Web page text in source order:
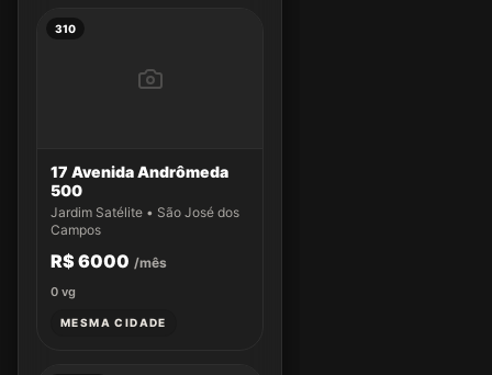
310
17 Avenida Andrômeda
500
Jardim Satélite • São José dos
Campos
R$ 6000 /mês
0 vg
MESMA CIDADE